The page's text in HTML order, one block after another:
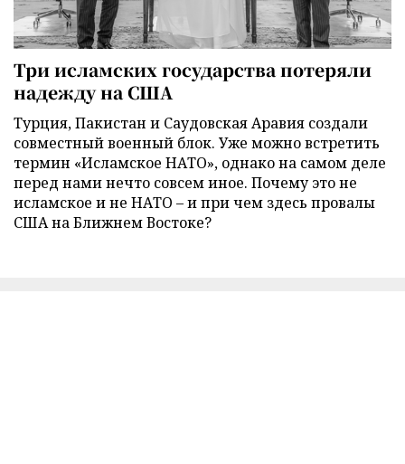
Три исламских государства потеряли
надежду на США
Турция, Пакистан и Саудовская Аравия создали
совместный военный блок. Уже можно встретить
термин «Исламское НАТО», однако на самом деле
перед нами нечто совсем иное. Почему это не
исламское и не НАТО – и при чем здесь провалы
США на Ближнем Востоке?